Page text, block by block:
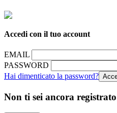
Accedi con il tuo account
EMAIL
PASSWORD
Hai dimenticato la password?
Non ti sei ancora registrato